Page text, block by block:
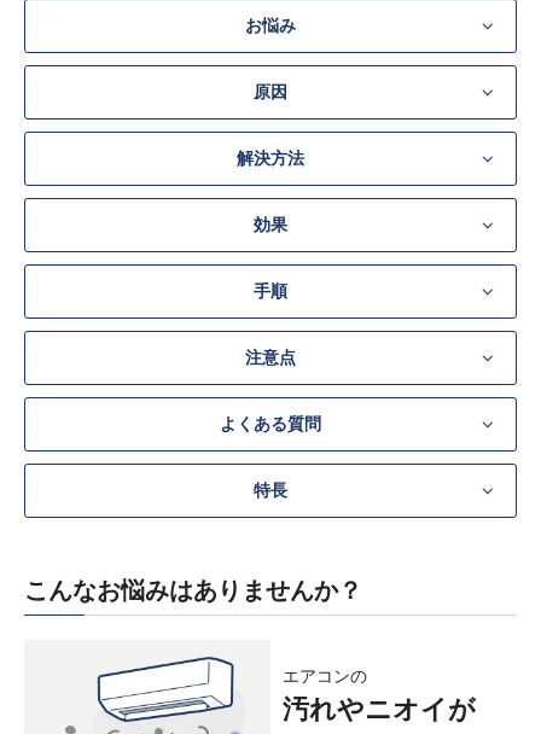
お悩み
原因
解決方法
効果
手順
注意点
よくある質問
特長
こんなお悩みはありませんか？
エアコンの
汚れやニオイが